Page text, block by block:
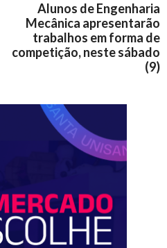
Alunos de Engenharia
Mecânica apresentarão
trabalhos em forma de
competição, neste sábado
(9)